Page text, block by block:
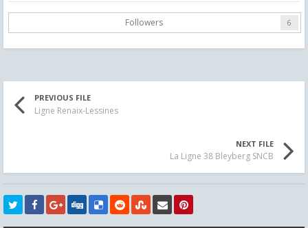
Followers 6
PREVIOUS FILE
Ligne Renaix-Lessines
NEXT FILE
La Ligne 38 Bleyberg SNCB